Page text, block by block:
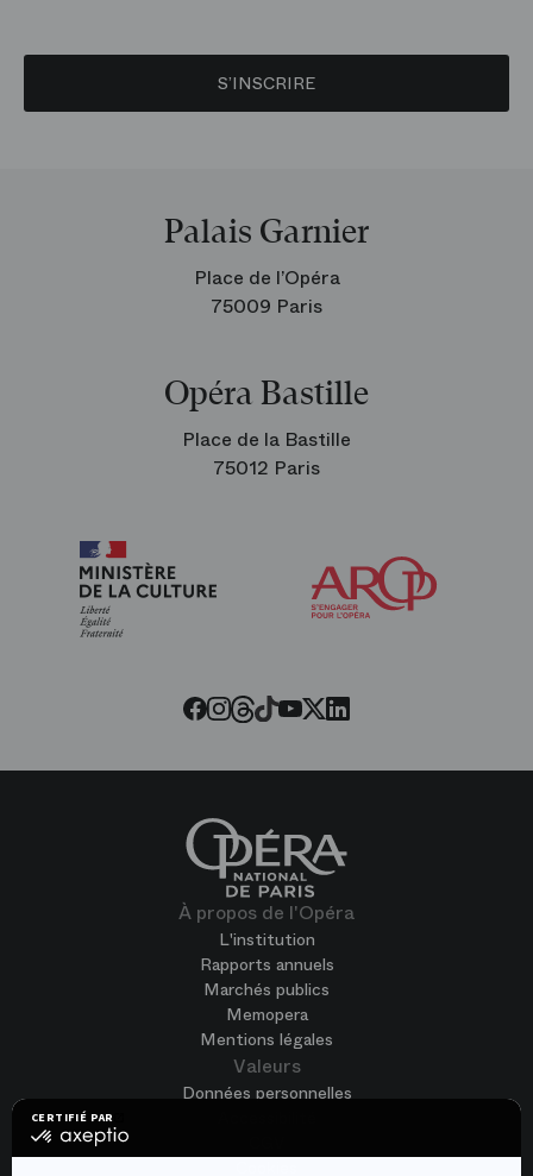
CERTIFIÉ PAR
certifié
S’INSCRIRE
Palais Garnier
Place de l’Opéra
75009 Paris
Opéra Bastille
Place de la Bastille
75012 Paris
Facebook
Instagram
Threads
Tiktok
Youtube
Twitter
LinkedIn
À propos de l'Opéra
L'institution
Rapports annuels
Marchés publics
Memopera
Mentions légales
Valeurs
Données personnelles